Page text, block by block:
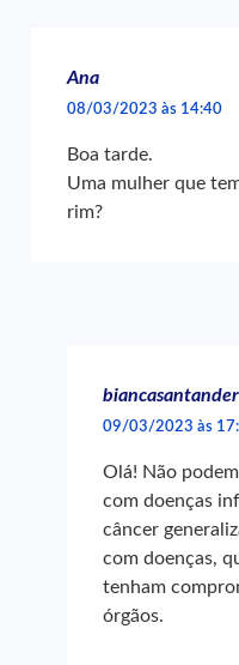
Ana
08/03/2023 às 14:40
Boa tarde.
Uma mulher que
rim?
biancasantander
09/03/2023 às
Olá! Não
com doenças
câncer
com doenças,
tenham
órgãos.